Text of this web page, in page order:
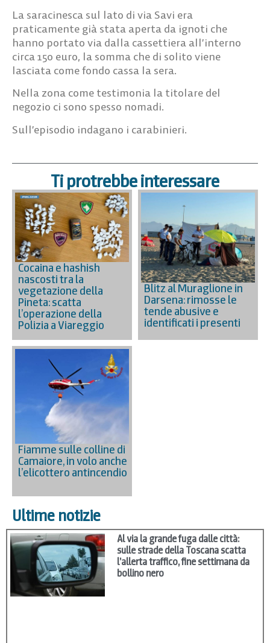
La saracinesca sul lato di via Savi era
praticamente già stata aperta da ignoti che
hanno portato via dalla cassettiera all’interno
circa 150 euro, la somma che di solito viene
lasciata come fondo cassa la sera.
Nella zona come testimonia la titolare del
negozio ci sono spesso nomadi.
Sull’episodio indagano i carabinieri.
Ti protrebbe interessare
Cocaina e hashish
nascosti tra la
vegetazione della
Pineta: scatta
l’operazione della
Polizia a Viareggio
Blitz al Muraglione in
Darsena: rimosse le
tende abusive e
identificati i presenti
Fiamme sulle colline di
Camaiore, in volo anche
l’elicottero antincendio
Ultime notizie
Al via la grande fuga dalle città:
sulle strade della Toscana scatta
l’allerta traffico, fine settimana da
bollino nero